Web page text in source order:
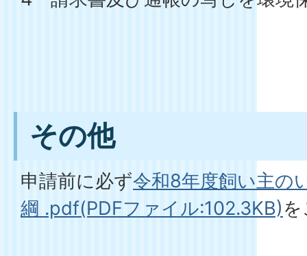
その他
申請前に必ず令和8年度飼い主の
綱 .pdf(PDFファイル:102.3KB)